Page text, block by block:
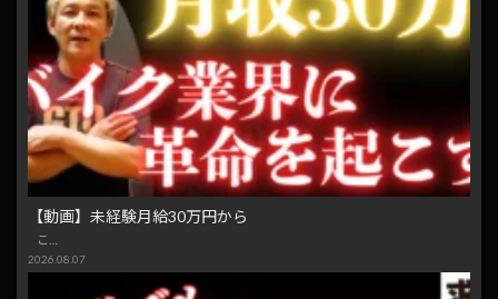
【動画】未経験月給30万円から
こ…
2026.08.07